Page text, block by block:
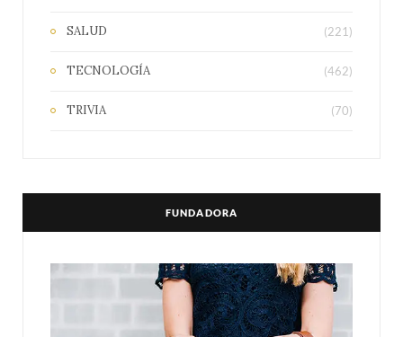
SALUD (221)
TECNOLOGÍA (462)
TRIVIA (70)
FUNDADORA